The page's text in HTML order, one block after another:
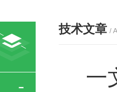
技术文章 /
一